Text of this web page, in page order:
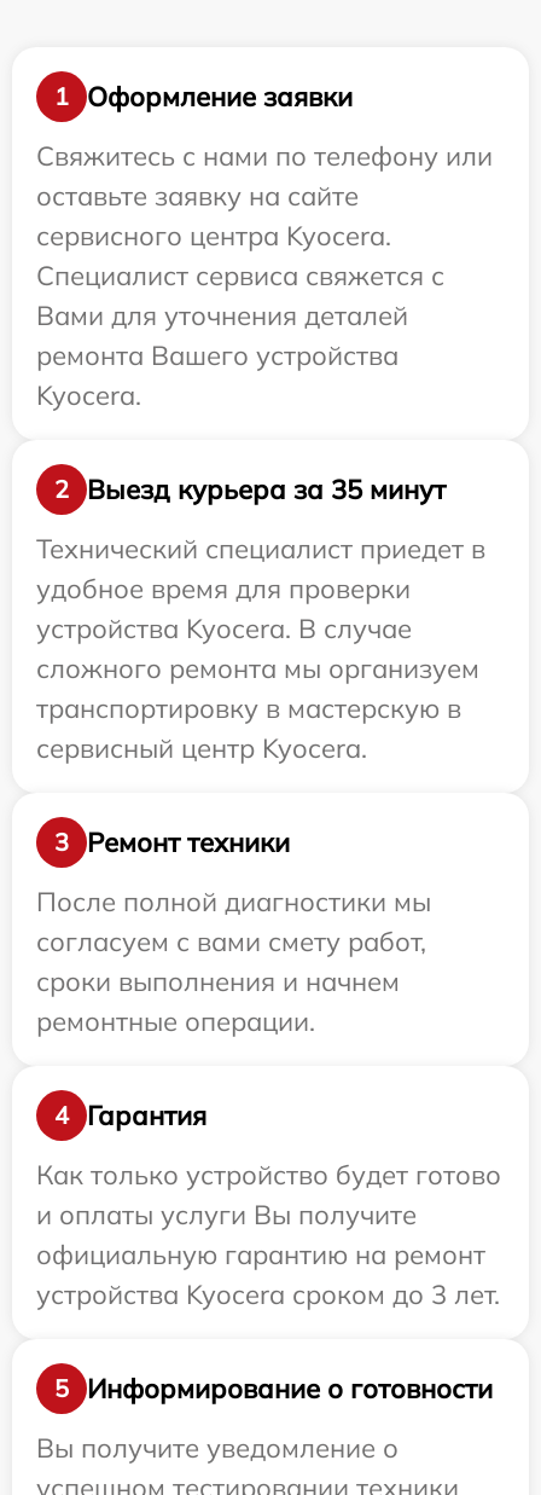
1
Оформление заявки
Свяжитесь с нами по телефону или
оставьте заявку на сайте
сервисного центра Kyocera.
Специалист сервиса свяжется с
Вами для уточнения деталей
ремонта Вашего устройства
Kyocera.
2
Выезд курьера за 35 минут
Технический специалист приедет в
удобное время для проверки
устройства Kyocera. В случае
сложного ремонта мы организуем
транспортировку в мастерскую в
сервисный центр Kyocera.
3
Ремонт техники
После полной диагностики мы
согласуем с вами смету работ,
сроки выполнения и начнем
ремонтные операции.
4
Гарантия
Как только устройство будет готово
и оплаты услуги Вы получите
официальную гарантию на ремонт
устройства Kyocera сроком до 3 лет.
5
Информирование о готовности
Вы получите уведомление о
успешном тестировании техники